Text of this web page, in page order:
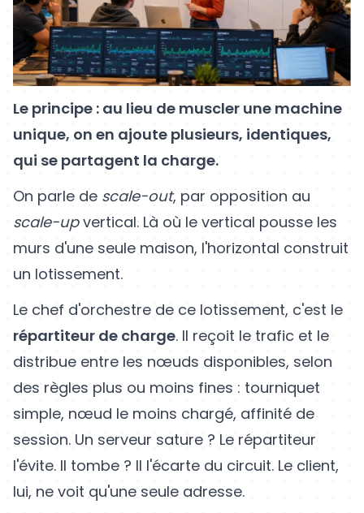
Le principe : au lieu de muscler une machine
unique, on en ajoute plusieurs, identiques,
qui se partagent la charge.
On parle de scale-out, par opposition au
scale-upvertical. Là où le vertical pousse les
murs d'une seule maison, l'horizontal construit
un lotissement.
Le chef d'orchestre de ce lotissement, c'est le
répartiteur de charge. Il reçoit le trafic et le
distribue entre les nœuds disponibles, selon
des règles plus ou moins fines : tourniquet
simple, nœud le moins chargé, affinité de
session. Un serveur sature ? Le répartiteur
l'évite. Il tombe ? Il l'écarte du circuit. Le client,
lui, ne voit qu'une seule adresse.